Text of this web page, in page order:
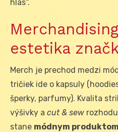
hlas“.
estetika
Merch je prechod medzi
tričiek ide o kapsuly
šperky, parfumy). Kvalita
výšivky a cut & sew
stane módnym produktom